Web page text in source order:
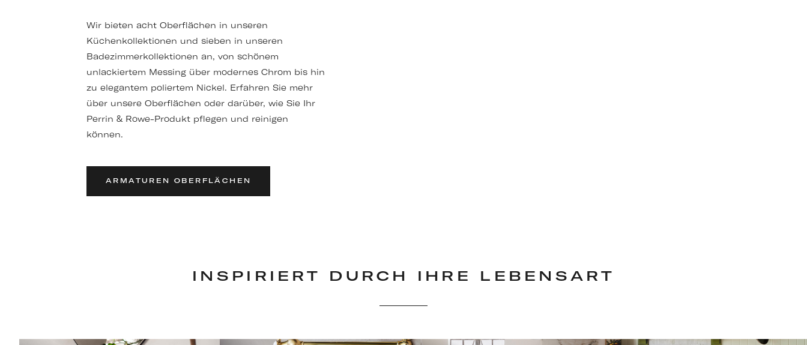
Wir bieten acht Oberflächen in unseren
Küchenkollektionen und sieben in unseren
Badezimmerkollektionen an, von schönem
unlackiertem Messing über modernes Chrom bis hin
zu elegantem poliertem Nickel. Erfahren Sie mehr
über unsere Oberflächen oder darüber, wie Sie Ihr
Perrin & Rowe-Produkt pflegen und reinigen
können.
ARMATUREN OBERFLÄCHEN
INSPIRIERT DURCH IHRE LEBENSART